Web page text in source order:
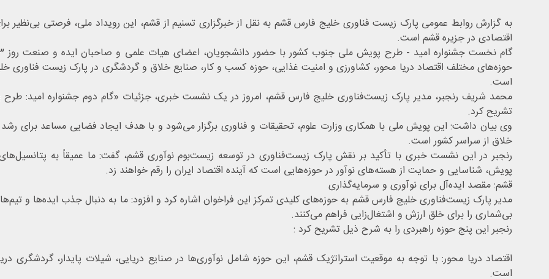
به گزارش روابط عمومی پارک زیست فناوری خلیج فارس قشم به نقل از خبرگزاری تسنیم از قشم، این رویداد ملی، فرصتی بی‌نظیر
اقتصادی در جزیره قشم است.
حوزه‌های مختلف اقتصاد دریا محور، کشاورزی و امنیت غذایی، حوزه کسب و کار، صنایع خلاق و گردشگری در پارک زیست فناوری
است.
محمد شریف رنجبر، مدیر پارک زیست‌فناوری خلیج فارس قشم، امروز در یک نشست خبری، جزئیات «گام دوم جشنواره امید: طرح
تشریح کرد.
وی بیان داشت: این پویش ملی با همکاری وزارت علوم، تحقیقات و فناوری برگزار می‌شود و با هدف ایجاد فضایی مساعد برای
خلاق از سراسر کشور است.
رنجبر در این نشست خبری با تأکید بر نقش پارک زیست‌فناوری در توسعه زیست‌بوم نوآوری قشم، گفت: ما عمیقاً به
پویش، شناسایی و حمایت از هسته‌های نوآور در حوزه‌هایی است که آینده اقتصاد ایران را رقم خواهند زد.
قشم: مقصد ایده‌آل برای نوآوری و سرمایه‌گذاری
مدیر پارک زیست‌فناوری خلیج فارس قشم به حوزه‌های کلیدی تمرکز این فراخوان اشاره کرد و افزود: ما به دنبال جذب ایده‌ها و
بی‌شماری را برای خلق ارزش و اشتغال‌زایی فراهم می‌کنند.
رنجبر این پنج حوزه راهبردی را به شرح ذیل تشریح کرد :
اقتصاد دریا محور: با توجه به موقعیت استراتژیک قشم، این حوزه شامل نوآوری‌ها در صنایع دریایی، شیلات پایدار، گردشگری
است.